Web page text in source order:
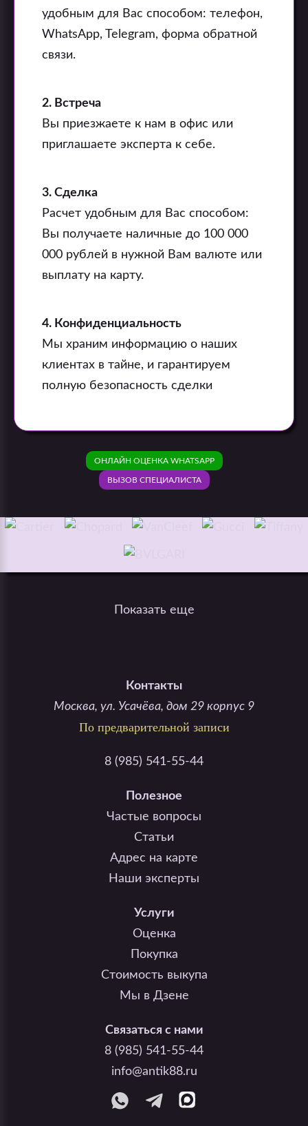
удобным для Вас способом: телефон,
WhatsApp, Telegram, форма обратной
связи.
2. Встреча
Вы приезжаете к нам в офис или
приглашаете эксперта к себе.
3. Сделка
Расчет удобным для Вас способом:
Вы получаете наличные до 100 000
000 рублей в нужной Вам валюте или
выплату на карту.
4. Конфиденциальность
Мы храним информацию о наших
клиентах в тайне, и гарантируем
полную безопасность сделки
ОНЛАЙН ОЦЕНКА WHATSAPP
ВЫЗОВ СПЕЦИАЛИСТА
Показать еще
Контакты
Москва, ул. Усачёва, дом 29 корпус 9
По предварительной записи
8 (985) 541-55-44
Полезное
Частые вопросы
Статьи
Адрес на карте
Наши эксперты
Услуги
Оценка
Покупка
Стоимость выкупа
Мы в Дзене
Связаться с нами
8 (985) 541-55-44
info@antik88.ru